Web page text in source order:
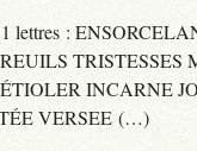
lettres :
INCARNE
VERSEE (…)